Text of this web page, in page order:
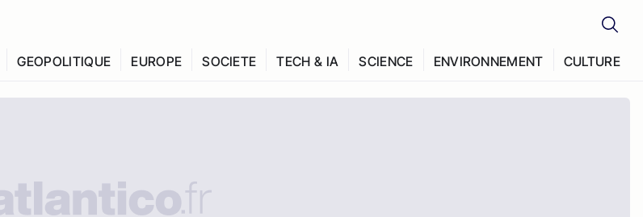
GEOPOLITIQUE EUROPE SOCIETE TECH & IA SCIENCE ENVIRONNEMENT CULTURE